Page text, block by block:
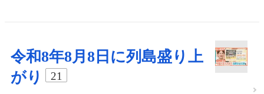
令和8年8月8日に列島盛り上
がり
21